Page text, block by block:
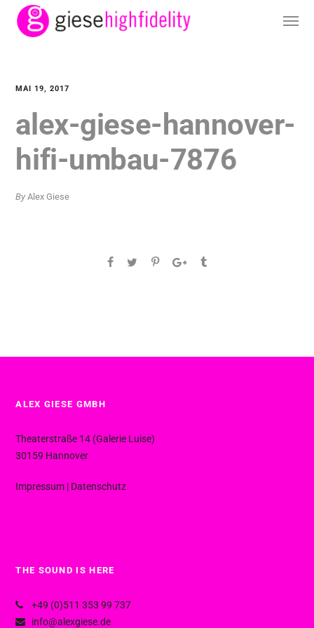
MAI 19, 2017
alex-giese-hannover-
hifi-umbau-7876
ByAlex Giese
ALEX GIESE GMBH
Theaterstraße 14 (Galerie Luise)
30159 Hannover
Impressum | Datenschutz
THE SOUND IS HERE
+49 (0)511 353 99 737
info@alexgiese.de